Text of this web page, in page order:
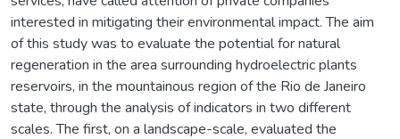
interested in mitigating their environmental impact. The aim
of this study was to evaluate the potential for natural
regeneration in the area surrounding hydroelectric plants
reservoirs, in the mountainous region of the Rio de Janeiro
state, through the analysis of indicators in two different
scales. The first, on a landscape-scale, evaluated the